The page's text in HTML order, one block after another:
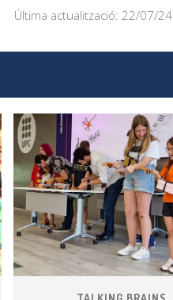
Última actualització: 22/07/24